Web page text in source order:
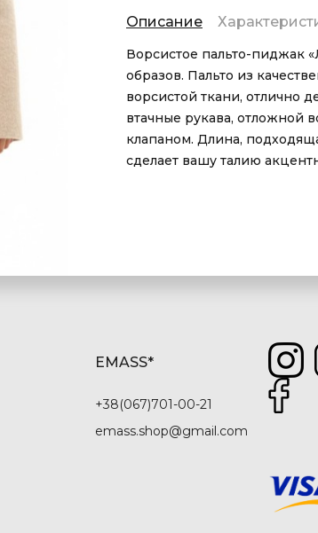
Описание
Ворсистое пальто-пиджак
образов. Пальто из
ворсистой ткани, отлично
втачные рукава, отложной
клапаном. Длина,
сделает вашу талию
EMASS*
+38(067)701-00-21
emass.shop@gmail.com